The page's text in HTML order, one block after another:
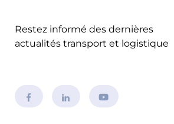
Restez informé des dernières
actualités transport et logistique